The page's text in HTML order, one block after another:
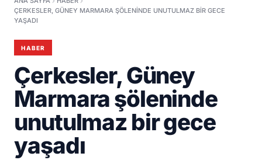
ÇERKESLER, GÜNEY MARMARA ŞÖLENINDE UNUTULMAZ BIR GECE
YAŞADI
HABER
Çerkesler, Güney
Marmara şöleninde
unutulmaz bir gece
yaşadı